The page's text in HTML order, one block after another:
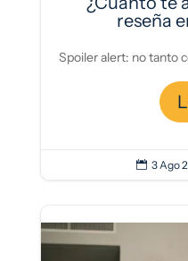
reseña
Spoiler alert: no tanto
 3 Ago